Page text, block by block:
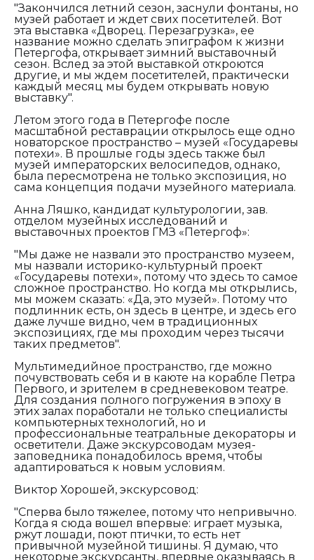
"Закончился летний сезон, заснули фонтаны, но
музей работает и ждет свих посетителей. Вот
эта выставка «Дворец. Перезагрузка», ее
название можно сделать эпиграфом к жизни
Петергофа, открывает зимний выставочный
сезон. Вслед за этой выставкой откроются
другие, и мы ждем посетителей, практически
каждый месяц мы будем открывать новую
выставку".
Летом этого года в Петергофе после
масштабной реставрации открылось еще одно
новаторское пространство – музей «Государевы
потехи». В прошлые годы здесь также был
музей императорских велосипедов, однако,
была пересмотрена не только экспозиция, но
сама концепция подачи музейного материала.
Анна Ляшко, кандидат культурологии, зав.
отделом музейных исследований и
выставочных проектов ГМЗ «Петергоф»:
"Мы даже не назвали это пространство музеем,
мы назвали историко-культурный проект
«Государевы потехи», потому что здесь то самое
сложное пространство. Но когда мы открылись,
мы можем сказать: «Да, это музей». Потому что
подлинник есть, он здесь в центре, и здесь его
даже лучше видно, чем в традиционных
экспозициях, где мы проходим через тысячи
таких предметов".
Мультимедийное пространство, где можно
почувствовать себя и в каюте на корабле Петра
Первого, и зрителем в средневековом театре.
Для создания полного погружения в эпоху в
этих залах поработали не только специалисты
компьютерных технологий, но и
профессиональные театральные декораторы и
осветители. Даже экскурсоводам музея-
заповедника понадобилось время, чтобы
адаптироваться к новым условиям.
Виктор Хорошей, экскурсовод:
"Сперва было тяжелее, потому что непривычно.
Когда я сюда вошел впервые: играет музыка,
ржут лошади, поют птички, то есть нет
привычной музейной тишины. Я думаю, что
некоторые экскурсанты, впервые оказываясь в